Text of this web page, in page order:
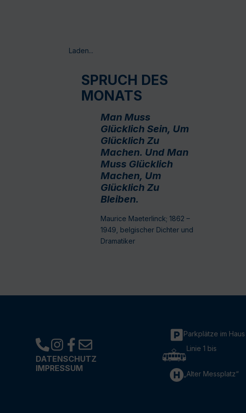
Laden...
SPRUCH DES
MONATS
Man Muss
Glücklich Sein, Um
Glücklich Zu
Machen. Und Man
Muss Glücklich
Machen, Um
Glücklich Zu
Bleiben.
Maurice Maeterlinck; 1862 –
1949, belgischer Dichter und
Dramatiker
DATENSCHUTZ
IMPRESSUM
Parkplätze im Haus
Linie 1 bis
„Alter Messplatz“